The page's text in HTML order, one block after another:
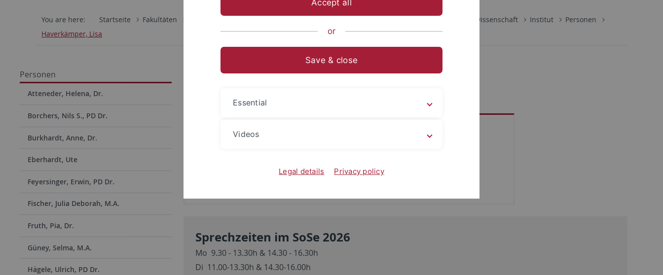
You are here: Startseite Fakultäten Institut für Medienwissenschaft Institut
Personen
Haverkämper, Lisa
Personen
Atteneder, Helena, Dr.
Borchers, Nils S., PD Dr.
Burkhardt, Anne, Dr.
Eberhardt, Ute
Feyersinger, Erwin, PD Dr.
Fischer, Julia Deborah, M.A.
Fruth, Pia, Dr.
Güney, Selma, M.A.
Hägele, Ulrich, PD Dr.
Lisa Haverkämper
Universität Tübingen
+49 (0) 7071 29-72359
Sprechzeiten im SoSe 2026
Mo 9.30 - 13.30h & 14.30 - 16.30h
Di 11.00-13.30h & 14.30-16.00h
Accept all
or
Save & close
Essential
Videos
Legal details Privacy policy